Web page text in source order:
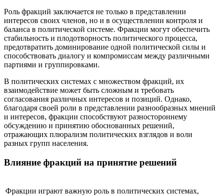
Роль фракций заключается не только в представлении
интересов своих членов, но и в осуществлении контроля и
баланса в политической системе. Фракции могут обеспечить
стабильность и плодотворность политического процесса,
предотвратить доминирование одной политической силы и
способствовать диалогу и компромиссам между различными
партиями и группировками.
В политических системах с множеством фракций, их
взаимодействие может быть сложным и требовать
согласования различных интересов и позиций. Однако,
благодаря своей роли в представлении разнообразных мнений
и интересов, фракции способствуют разностороннему
обсуждению и принятию обоснованных решений,
отражающих плюрализм политических взглядов и воли
разных групп населения.
Влияние фракций на принятие решений
Фракции играют важную роль в политических системах,